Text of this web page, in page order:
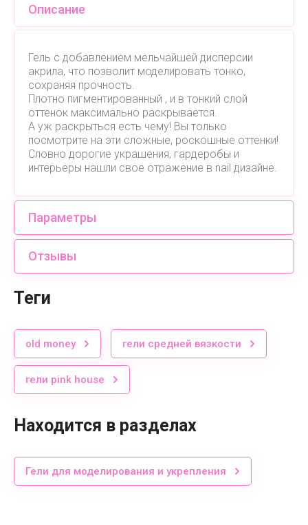
Описание
Гель с добавлением мельчайшей дисперсии
акрила, что позволит моделировать тонко,
сохраняя прочность.
Плотно пигментированный , и в тонкий слой
оттенок максимально раскрывается.
А уж раскрыться есть чему! Вы только
посмотрите на эти сложные, роскошные оттенки!
Словно дорогие украшения, гардеробы и
интерьеры нашли свое отражение в nail дизайне.
Параметры
Отзывы
теги
old money гели средней вязкости
гели pink house
Находится в разделах
Гели для моделирования и укрепления